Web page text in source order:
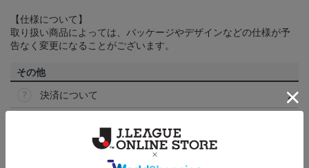
【仕様について】
取り扱い商品によっては、パッケージやデザインなどの仕様が予
告なく変更になることがございます。
その他
決済について
ヘルプページ